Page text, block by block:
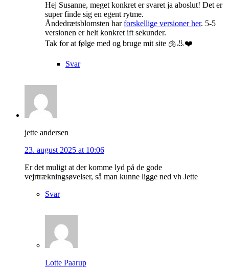
Hej Susanne, meget konkret er svaret ja aboslut! Det er
super finde sig en egent rytme.
Åndedrætsblomsten harforskellige versioner her. 5-5
versionen er helt konkret ift sekunder.
Tak for at følge med og bruge mit site 🫁👃❤️
Svar
jette andersen
23. august 2025 at 10:06
Er det muligt at der komme lyd på de gode
vejrtrækningsøvelser, så man kunne ligge ned vh Jette
Svar
Lotte Paarup